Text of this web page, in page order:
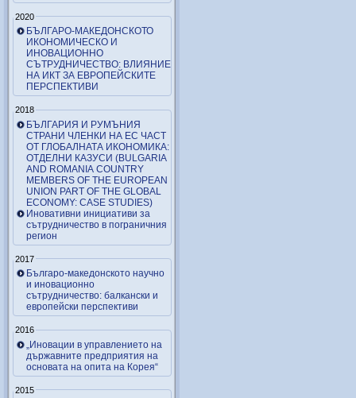
2020
БЪЛГАРО-МАКЕДОНСКОТО
ИКОНОМИЧЕСКО И
ИНОВАЦИОННО
СЪТРУДНИЧЕСТВО: ВЛИЯНИЕ
НА ИКТ ЗА ЕВРОПЕЙСКИТЕ
ПЕРСПЕКТИВИ
2018
БЪЛГАРИЯ И РУМЪНИЯ
СТРАНИ ЧЛЕНКИ НА ЕС ЧАСТ
ОТ ГЛОБАЛНАТА ИКОНОМИКА:
ОТДЕЛНИ КАЗУСИ (BULGARIA
AND ROMANIA COUNTRY
MEMBERS OF THE EUROPEAN
UNION PART OF THE GLOBAL
ECONOMY: CASE STUDIES)
Иновативни инициативи за
сътрудничество в пограничния
регион
2017
Българо-македонското научно
и иновационно
сътрудничество: балкански и
европейски перспективи
2016
„Иновации в управлението на
държавните предприятия на
основата на опита на Корея“
2015